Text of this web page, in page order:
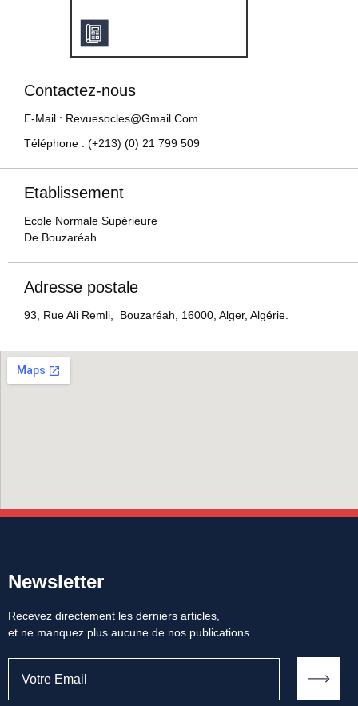
Contactez-nous
E-Mail : Revuesocles@gmail.com
Téléphone : (+213) (0) 21 799 509
Etablissement
Ecole Normale Supérieure
De Bouzaréah
Adresse postale
93, Rue Ali Remli, Bouzaréah, 16000, Alger, Algérie.
Newsletter
Recevez directement les derniers articles,
et ne manquez plus aucune de nos publications.